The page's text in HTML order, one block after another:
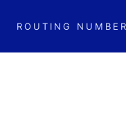
ROUTING NUMBER